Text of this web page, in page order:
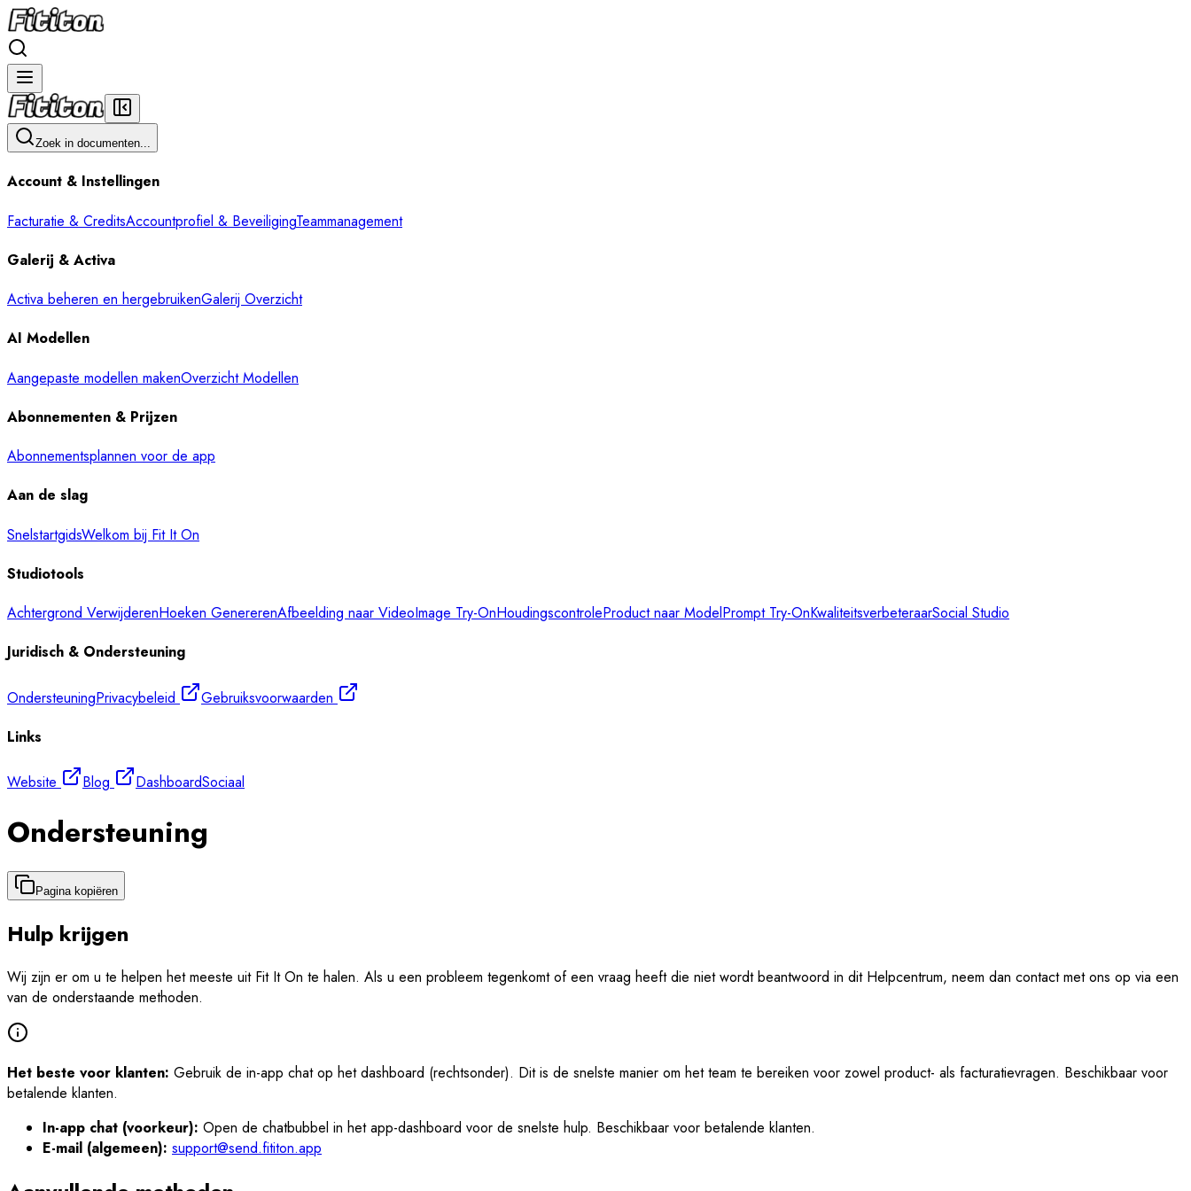
Zoek in documenten...
Account & Instellingen
Facturatie & CreditsAccountprofiel & BeveiligingTeammanagement
Galerij & Activa
Activa beheren en hergebruikenGalerij Overzicht
AI Modellen
Aangepaste modellen makenOverzicht Modellen
Abonnementen & Prijzen
Abonnementsplannen voor de app
Aan de slag
SnelstartgidsWelkom bij Fit It On
Studiotools
Achtergrond VerwijderenHoeken GenererenAfbeelding naar VideoImage Try-OnHoudingscontroleProduct naar ModelPrompt Try-OnKwaliteitsverbeteraarSocial Studio
Juridisch & Ondersteuning
OndersteuningPrivacybeleid
Gebruiksvoorwaarden
Links
Website Blog DashboardSociaal
Ondersteuning
Pagina kopiëren
Hulp krijgen
Wij zijn er om u te helpen het meeste uit Fit It On te halen. Als u een probleem tegenkomt of een vraag heeft die niet wordt beantwoord in dit Helpcentrum, neem dan contact met ons op via een
van de onderstaande methoden.
Het beste voor klanten: Gebruik de in-app chat op het dashboard (rechtsonder). Dit is de snelste manier om het team te bereiken voor zowel product- als facturatievragen. Beschikbaar voor
betalende klanten.
In-app chat (voorkeur): Open de chatbubbel in het app-dashboard voor de snelste hulp. Beschikbaar voor betalende klanten.
E-mail (algemeen): support@send.fititon.app